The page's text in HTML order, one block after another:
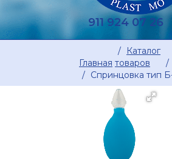
911 924 07 26
Главная
Каталог
товаров
Спринцовка тип